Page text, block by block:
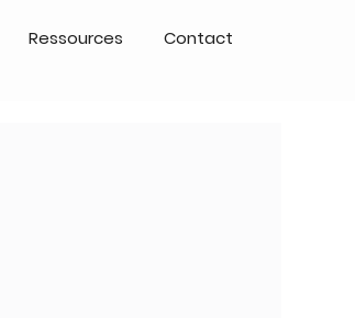
Ressources Contact